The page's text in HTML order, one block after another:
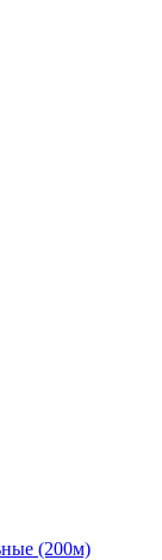
(200м)